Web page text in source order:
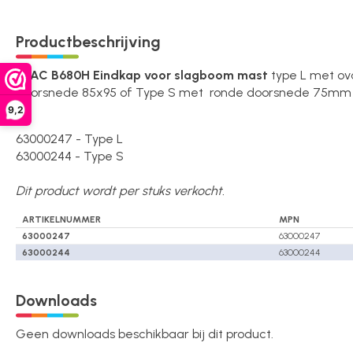
9,2
Contact
Productbeschrijving
FAAC B680H Eindkap voor slagboom mast type L met
doorsnede 85x95 of Type S met ronde doorsnede 75mm
63000247 - Type L
63000244 - Type S
Dit product wordt per stuks verkocht.
ARTIKELNUMMER
MPN
63000247
63000247
63000244
63000244
Downloads
Geen downloads beschikbaar bij dit product.